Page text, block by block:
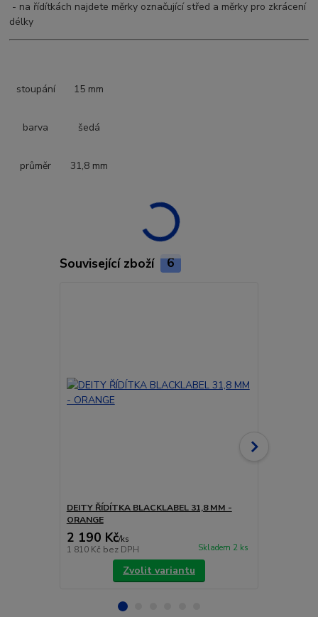
- na řídítkách najdete měrky označující střed a měrky pro zkrácení
délky
stoupání 15 mm
barva šedá
průměr 31,8 mm
Související zboží 6
DEITY ŘÍDÍTKA BLACKLABEL 31,8 MM -
ORANGE
2 190 Kč/ks
1 810 Kč bez DPH Skladem 2 ks
Zvolit variantu